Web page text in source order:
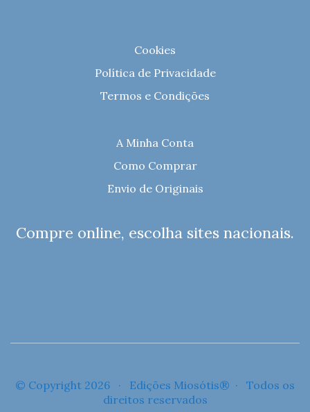
Cookies
Política de Privacidade
Termos e Condições
A Minha Conta
Como Comprar
Envio de Originais
Compre online, escolha sites nacionais.
© Copyright 2026 · Edições Miosótis® · Todos os
direitos reservados